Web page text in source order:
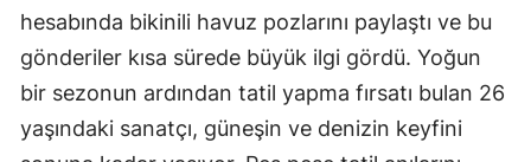
hesabında bikinili havuz pozlarını paylaştı ve bu
gönderiler kısa sürede büyük ilgi gördü. Yoğun
bir sezonun ardından tatil yapma fırsatı bulan 26
yaşındaki sanatçı, güneşin ve denizin keyfini